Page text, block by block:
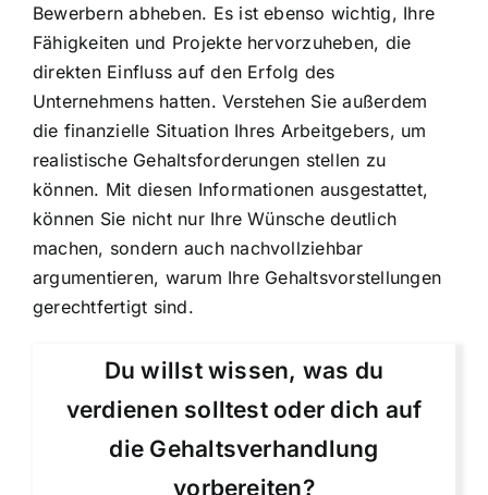
Bewerbern abheben. Es ist ebenso wichtig, Ihre
Fähigkeiten und Projekte hervorzuheben, die
direkten Einfluss auf den Erfolg des
Unternehmens hatten. Verstehen Sie außerdem
die finanzielle Situation Ihres Arbeitgebers, um
realistische Gehaltsforderungen stellen zu
können. Mit diesen Informationen ausgestattet,
können Sie nicht nur Ihre Wünsche deutlich
machen, sondern auch nachvollziehbar
argumentieren, warum Ihre Gehaltsvorstellungen
gerechtfertigt sind.
Du willst wissen, was du
verdienen solltest oder dich auf
die Gehaltsverhandlung
vorbereiten?